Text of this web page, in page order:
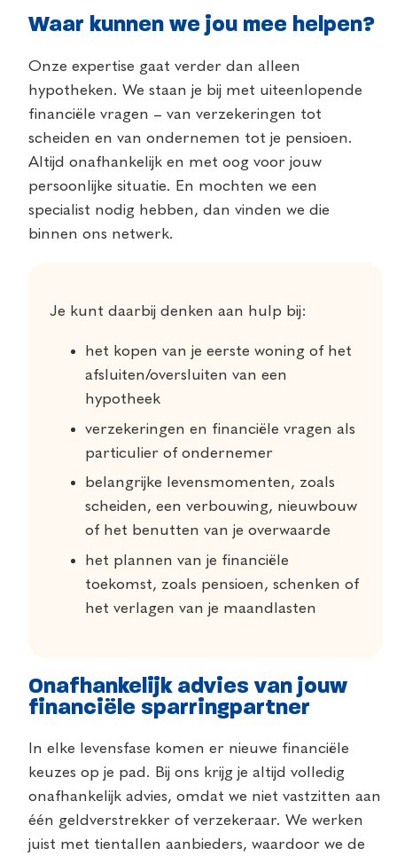
Waar kunnen we jou mee helpen?
Onze expertise gaat verder dan alleen
hypotheken. We staan je bij met uiteenlopende
financiële vragen – van verzekeringen tot
scheiden en van ondernemen tot je pensioen.
Altijd onafhankelijk en met oog voor jouw
persoonlijke situatie. En mochten we een
specialist nodig hebben, dan vinden we die
binnen ons netwerk.
Je kunt daarbij denken aan hulp bij:
het kopen van je eerste woning of het
afsluiten/oversluiten van een
hypotheek
verzekeringen en financiële vragen als
particulier of ondernemer
belangrijke levensmomenten, zoals
scheiden, een verbouwing, nieuwbouw
of het benutten van je overwaarde
het plannen van je financiële
toekomst, zoals pensioen, schenken of
het verlagen van je maandlasten
Onafhankelijk advies van jouw
financiële sparringpartner
In elke levensfase komen er nieuwe financiële
keuzes op je pad. Bij ons krijg je altijd volledig
onafhankelijk advies, omdat we niet vastzitten aan
één geldverstrekker of verzekeraar. We werken
juist met tientallen aanbieders, waardoor we de